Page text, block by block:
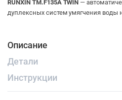
RUNXIN TM.F135A TWIN —
дуплексных систем умягчения воды
Описание
Детали
Инструкции